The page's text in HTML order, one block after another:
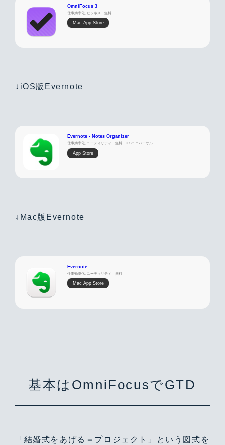
OmniFocus 3
仕事効率化, ビジネス 無料
Mac App Store
↓iOS版Evernote
Evernote - Notes Organizer
仕事効率化, ユーティリティ 無料 iOSユニバーサル
App Store
↓Mac版Evernote
Evernote
仕事効率化, ユーティリティ 無料
Mac App Store
基本はOmniFocusでGTD
「結婚式をあげる＝プロジェクト」という図式を